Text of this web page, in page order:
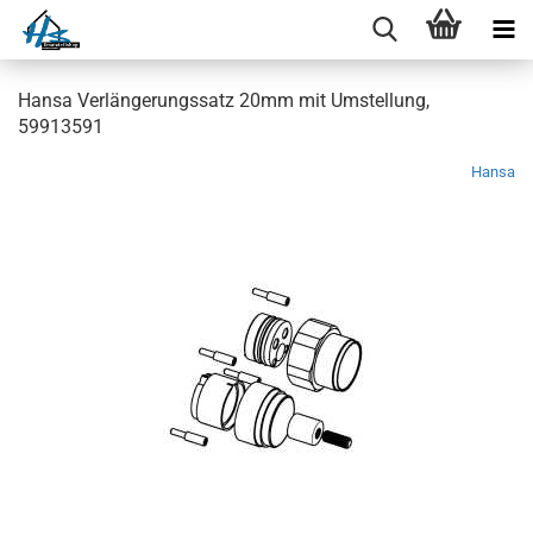
Hansa Verlängerungssatz 20mm mit Umstellung,
59913591
Hansa